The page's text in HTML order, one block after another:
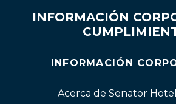
INFORMACIÓN
INFORMACIÓN
Acerca de Senator